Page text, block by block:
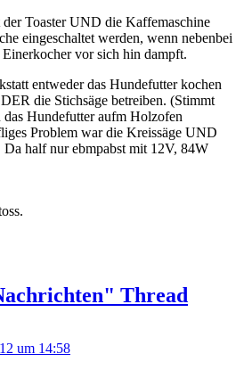
Toaster UND die Kaffemaschine
eingeschaltet werden, wenn nebenbei
vor sich hin dampft.
entweder das Hundefutter kochen
die Stichsäge betreiben. (Stimmt
Hundefutter aufm Holzofen
Problem war die Kreissäge UND
Da half nur ebmpabst mit 12V, 84W
Thread
um 14:58